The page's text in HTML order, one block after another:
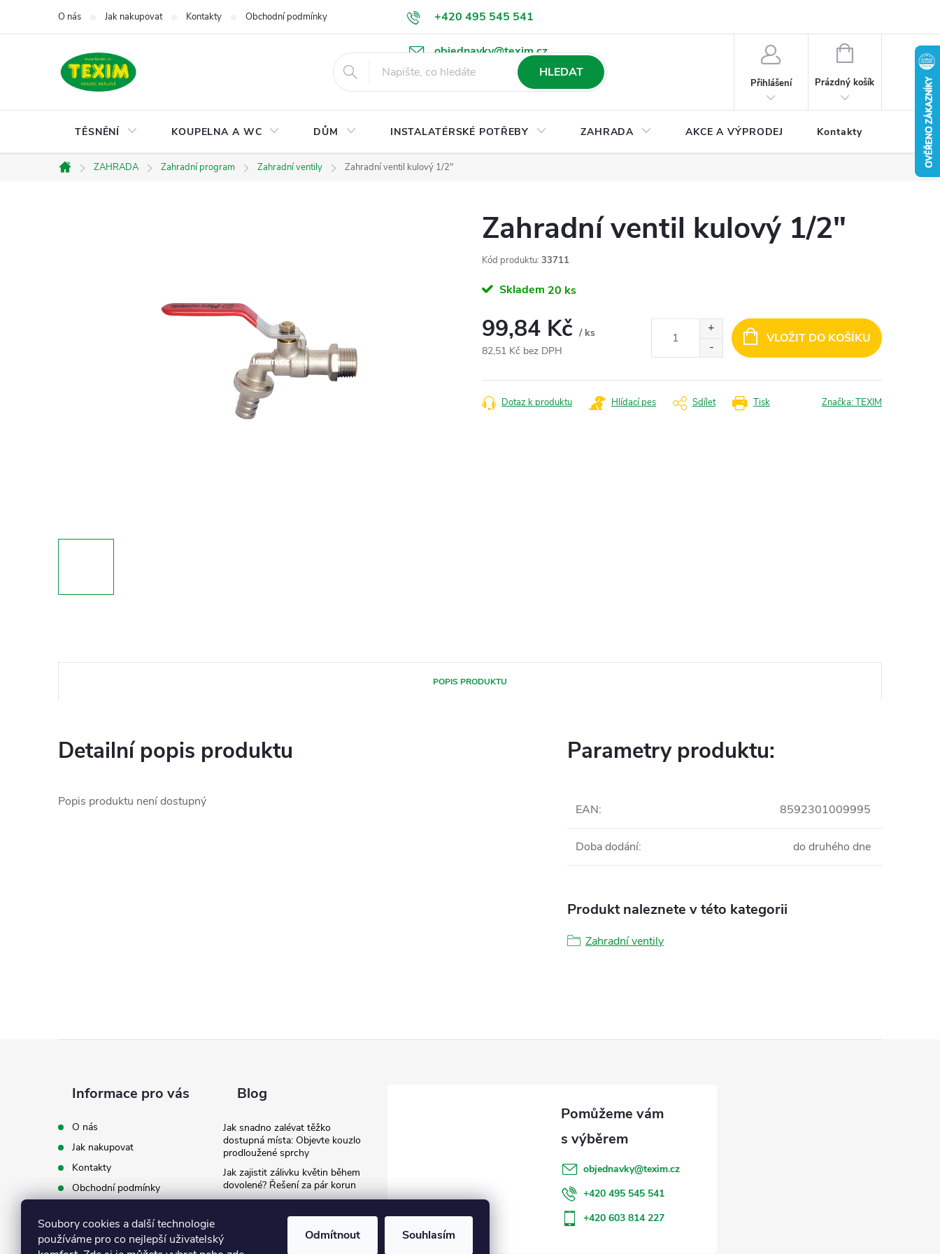
Soubory cookies a další technologie
používáme pro co nejlepší uživatelský
Odmítnout Souhlasím
+420 495 545 541
objednavky@texim.cz
O nás Jak nakupovat Kontakty Obchodní podmínky Podmínky ochrany osobních údajů Ke stažení
HLEDAT
Přihlášení
NÁKUPNÍ
Prázdný košík
TĚSNĚNÍ KOUPELNA A WC DŮM INSTALATÉRSKÉ POTŘEBY ZAHRADA AKCE A VÝPRODEJ Kontakty
Domů
ZAHRADA Zahradní program Zahradní ventily Zahradní ventil kulový 1/2"
Zahradní ventil kulový 1/2"
Kód produktu: 33711
Skladem 20 ks
99,84 Kč / ks
82,51 Kč bez DPH
cena:
VLOŽIT DO KOŠÍKU
Tisk
Dotaz k produktu Hlídací pes Sdílet Značka:TEXIM
POPIS PRODUKTU
Detailní popis produktu
Popis produktu není dostupný
Parametry produktu:
EAN: 8592301009995
Doba dodání: do druhého dne
Produkt naleznete v této kategorii
Zahradní ventily
Informace pro vás
O nás
Jak nakupovat
Kontakty
Obchodní podmínky
údajů
Ke stažení
Blog
Jak snadno zalévat těžko
dostupná místa: Objevte kouzlo
prodloužené sprchy
Jak zajistit zálivku květin během
dovolené? Řešení za pár korun
záda při zalévání
objednavky@texim.cz
+420 495 545 541
+420 603 814 227